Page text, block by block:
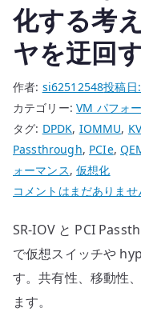
化する考
ヤを迂回
作者: si62512548投稿
カテゴリー:VM パフォ
タグ: DPDK, IOMMU,
Passthrough, PCIe,
ォーマンス,仮想化
SR-
/
PCI
Passthrough
で
コメントはまだありませ
SR-IOV と PCI
で仮想スイッチや
す。共有性、移動性
ます。